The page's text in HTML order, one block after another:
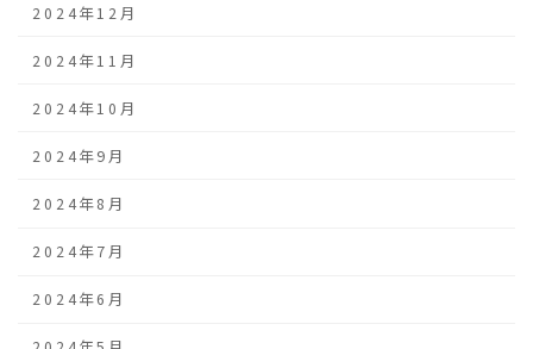
2024年12月
2024年11月
2024年10月
2024年9月
2024年8月
2024年7月
2024年6月